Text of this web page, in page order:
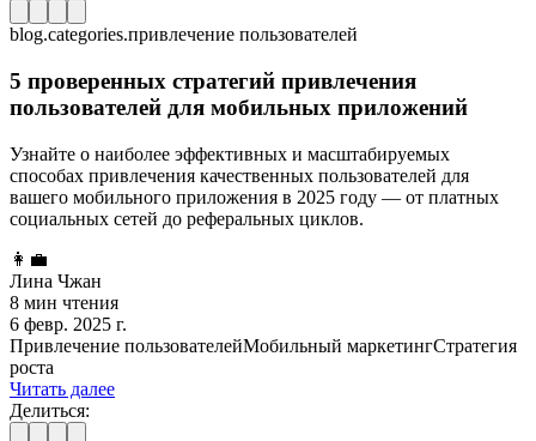
blog.categories.привлечение пользователей
5 проверенных стратегий привлечения
пользователей для мобильных приложений
Узнайте о наиболее эффективных и масштабируемых
способах привлечения качественных пользователей для
вашего мобильного приложения в 2025 году — от платных
социальных сетей до реферальных циклов.
👩‍💼
Лина Чжан
8 мин чтения
6 февр. 2025 г.
Привлечение пользователейМобильный маркетингСтратегия
роста
Читать далее
Делиться: